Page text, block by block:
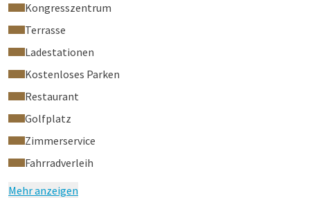
Kongresszentrum
Terrasse
Ladestationen
Kostenloses Parken
Restaurant
Golfplatz
Zimmerservice
Fahrradverleih
Mehr anzeigen